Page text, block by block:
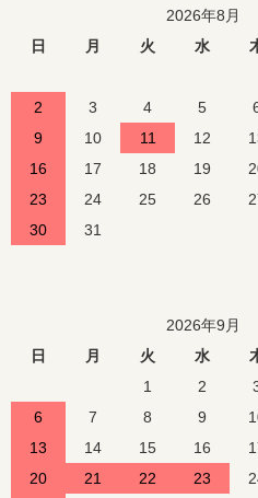
2026年8月
日
月 火 水
2
3 4 5
9
10 11 12
16
17 18 19
23
24 25 26
30
31
2026年9月
日
月 火 水
1
2
6
7 8 9
13
14 15 16
20
21 22 23